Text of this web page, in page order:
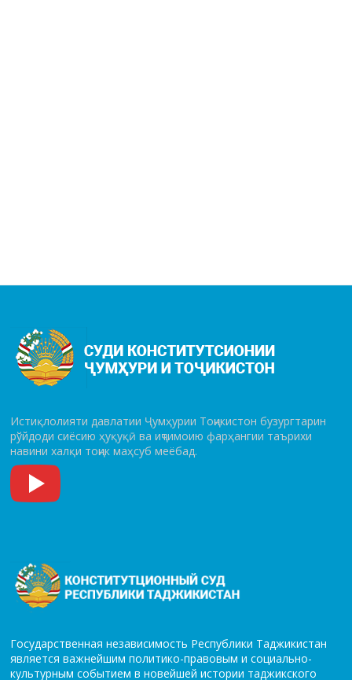
Истиқлолияти давлатии Ҷумҳурии Тоҷикистон бузургтарин
рўй­до­ди сиёсию ҳуқуқӣ ва иҷтимоию фарҳангии таърихи
навини халқи тоҷик маҳсуб меёбад.
Государственная независимость Республики Таджикистан
является важнейшим политико-правовым и социально-
культурным событием в новейшей истории таджикского